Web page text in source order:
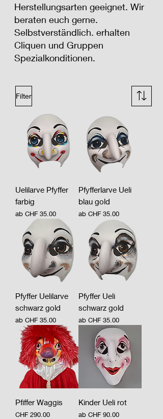
Herstellungsarten geeignet. Wir
beraten euch gerne.
Selbstverständlich. erhalten
Cliquen und Gruppen
Spezialkonditionen.
Filter
Uelilarve Pfyffer
farbig
ab CHF 35.00
Sale-Preis
Pfyfferlarve Ueli
blau gold
ab CHF 35.00
Sale-Preis
Pfyffer Uelilarve
schwarz gold
ab CHF 35.00
Sale-Preis
Pfyffer Ueli
schwarz gold
ab CHF 35.00
Sale-Preis
Pfiffer Waggis
Preis
CHF 290.00
Kinder Ueli rot
ab CHF 90.00
Sale-Preis